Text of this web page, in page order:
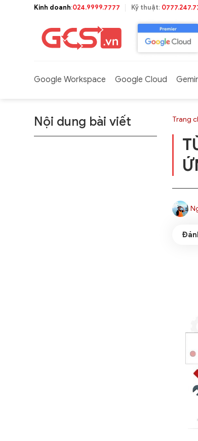
Kinh doanh:024.9999.7777 Kỹ thuật:
Google Workspace Google Cloud
Nội dung bài viết Trang